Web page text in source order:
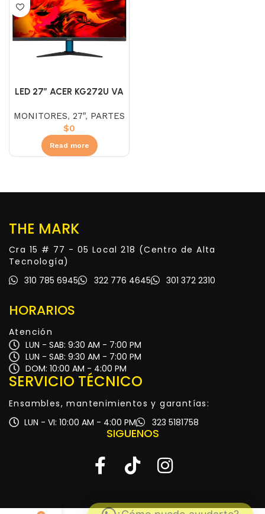
LED 27″ ACER KG272U VA
MONITORES, 27", PARTES
$0
Read more
THE MARK
Cra 15 # 77 - 05 Local 218 (Centro de Alta
Tecnología)
310 785 6945
322 776 4645 301 372 2310
HORARIOS
Atención
LUN - SAB: 9:30 AM - 7:00 PM
LUN - SAB: 9:30 AM - 7:00 PM
DOM: 10:00 AM - 4:00 PM
SERVICIO TÉCNICO
Ensambles, mantenimientos y garantías:
LUN - VI: 10:00 AM - 4:00 PM
323 5181758
SIGUENOS